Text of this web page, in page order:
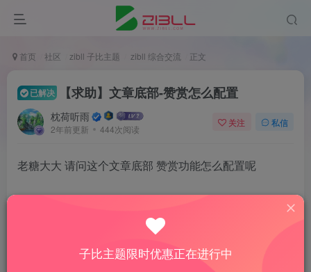
首页 社区 zibll 子比主题 zibll 综合交流 正文
已解决 【求助】文章底部-赞赏怎么配置
枕荷听雨
2年前更新 444次阅读
关注 私信
老糖大大 请问这个文章底部 赞赏功能怎么配置呢
子比主题限时优惠正在进行中